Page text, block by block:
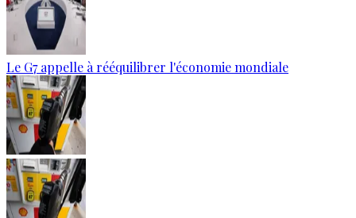
Le G7 appelle à rééquilibrer l'économie mondiale